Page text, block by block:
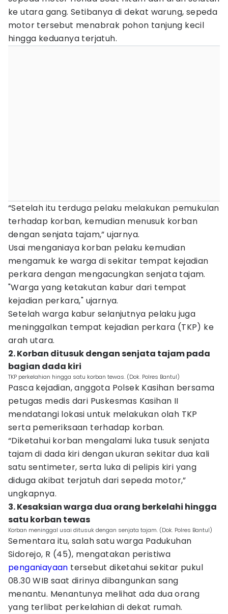
ke utara gang. Setibanya di dekat warung, sepeda
motor tersebut menabrak pohon tanjung kecil
hingga keduanya terjatuh.
“Setelah itu terduga pelaku melakukan pemukulan
terhadap korban, kemudian menusuk korban
dengan senjata tajam,” ujarnya.‎
‎Usai menganiaya korban pelaku kemudian
mengamuk ke warga di sekitar tempat kejadian
perkara dengan mengacungkan senjata tajam.
‎"Warga yang ketakutan kabur dari tempat
kejadian perkara," ujarnya.
‎Setelah warga kabur selanjutnya pelaku juga
meninggalkan tempat kejadian perkara (TKP) ke
arah utara.
2. Korban ditusuk dengan senjata tajam pada
bagian dada kiri
TKP perkelahian hingga satu korban tewas. (Dok. Polres Bantul)
Pasca kejadian, anggota Polsek Kasihan bersama
petugas medis dari Puskesmas Kasihan II
mendatangi lokasi untuk melakukan olah TKP
serta pemeriksaan terhadap korban.
“Diketahui korban mengalami luka tusuk senjata
tajam di dada kiri dengan ukuran sekitar dua kali
satu sentimeter, serta luka di pelipis kiri yang
diduga akibat terjatuh dari sepeda motor,”
ungkapnya.
‎3. Kesaksian warga dua orang berkelahi hingga
satu korban tewas
Korban meninggal usai ditusuk dengan senjata tajam. (Dok. Polres Bantul)
Sementara itu, salah satu warga Padukuhan
Sidorejo, R (45), mengatakan peristiwa
penganiayaan tersebut diketahui sekitar pukul
08.30 WIB saat dirinya dibangunkan sang
menantu. Menantunya melihat ada dua orang
yang terlibat perkelahian di dekat rumah.